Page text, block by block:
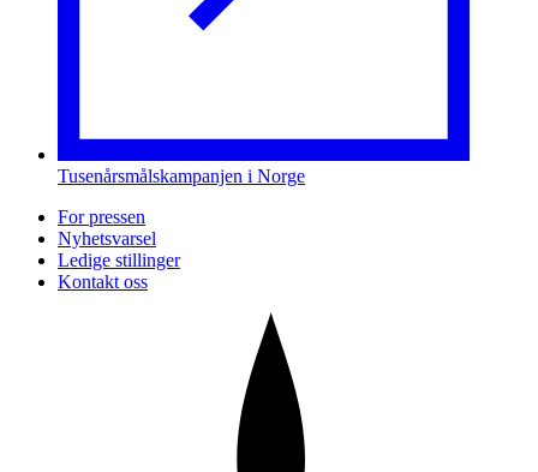
Tusenårsmålskampanjen i Norge
For pressen
Nyhetsvarsel
Ledige stillinger
Kontakt oss